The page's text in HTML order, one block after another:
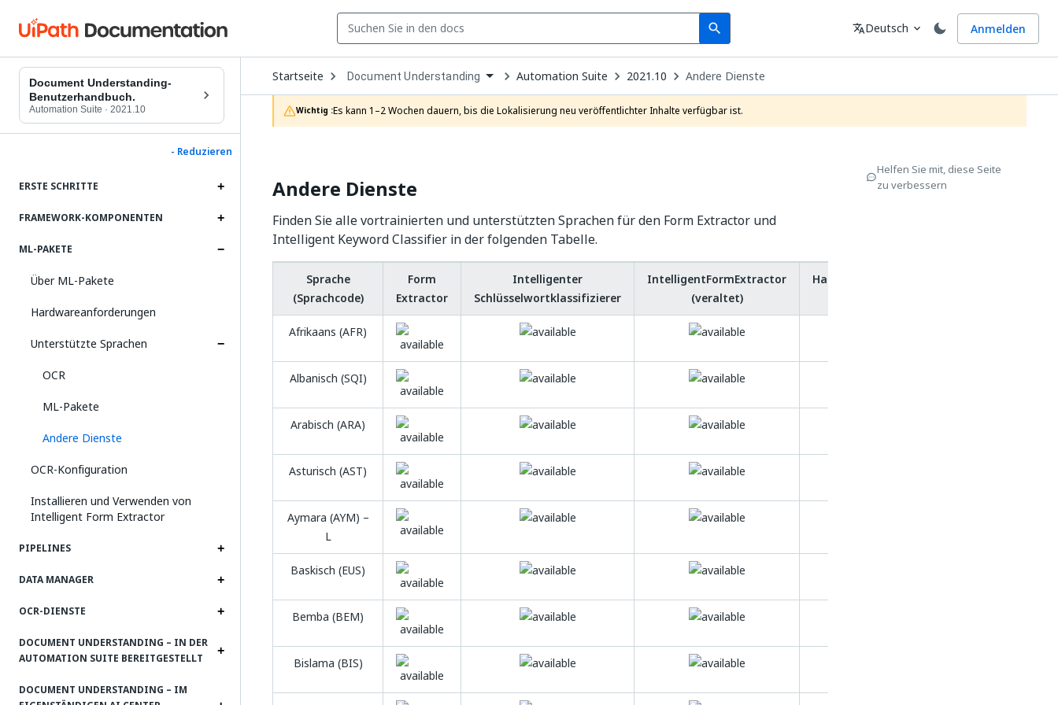
search
Search Sprache
translateDeutsch expand_more Anmelden
Document Understanding-
Benutzerhandbuch.
Automation Suite · 2021.10
- Reduzieren
ERSTE SCHRITTE
FRAMEWORK-KOMPONENTEN
ML-PAKETE
Über ML-Pakete
Hardwareanforderungen
Unterstützte Sprachen
OCR
ML-Pakete
Andere Dienste
OCR-Konfiguration
Installieren und Verwenden von
Intelligent Form Extractor
PIPELINES
DATA MANAGER
OCR-DIENSTE
DOCUMENT UNDERSTANDING – IN DER
AUTOMATION SUITE BEREITGESTELLT
DOCUMENT UNDERSTANDING – IM
Startseite Open
Dropdown
to
choose
product
Document Understanding Automation Suite 2021.10 Andere Dienste
Wichtig :Es kann 1–2 Wochen dauern, bis die Lokalisierung neu veröffentlichter Inhalte verfügbar ist.
Andere Dienste
Finden Sie alle vortrainierten und unterstützten Sprachen für den Form Extractor und
Intelligent Keyword Classifier in der folgenden Tabelle.
Sprache
(Sprachcode)
Form
Extractor
Intelligenter
Schlüsselwortklassifizierer
IntelligentFormExtractor
(veraltet)
Handschrifterkennung
Afrikaans (AFR)
Albanisch (SQI)
Arabisch (ARA)
Asturisch (AST)
Aymara (AYM) –
L
Baskisch (EUS)
Bemba (BEM)
Bislama (BIS)
Helfen Sie mit, diese Seite
zu verbessern